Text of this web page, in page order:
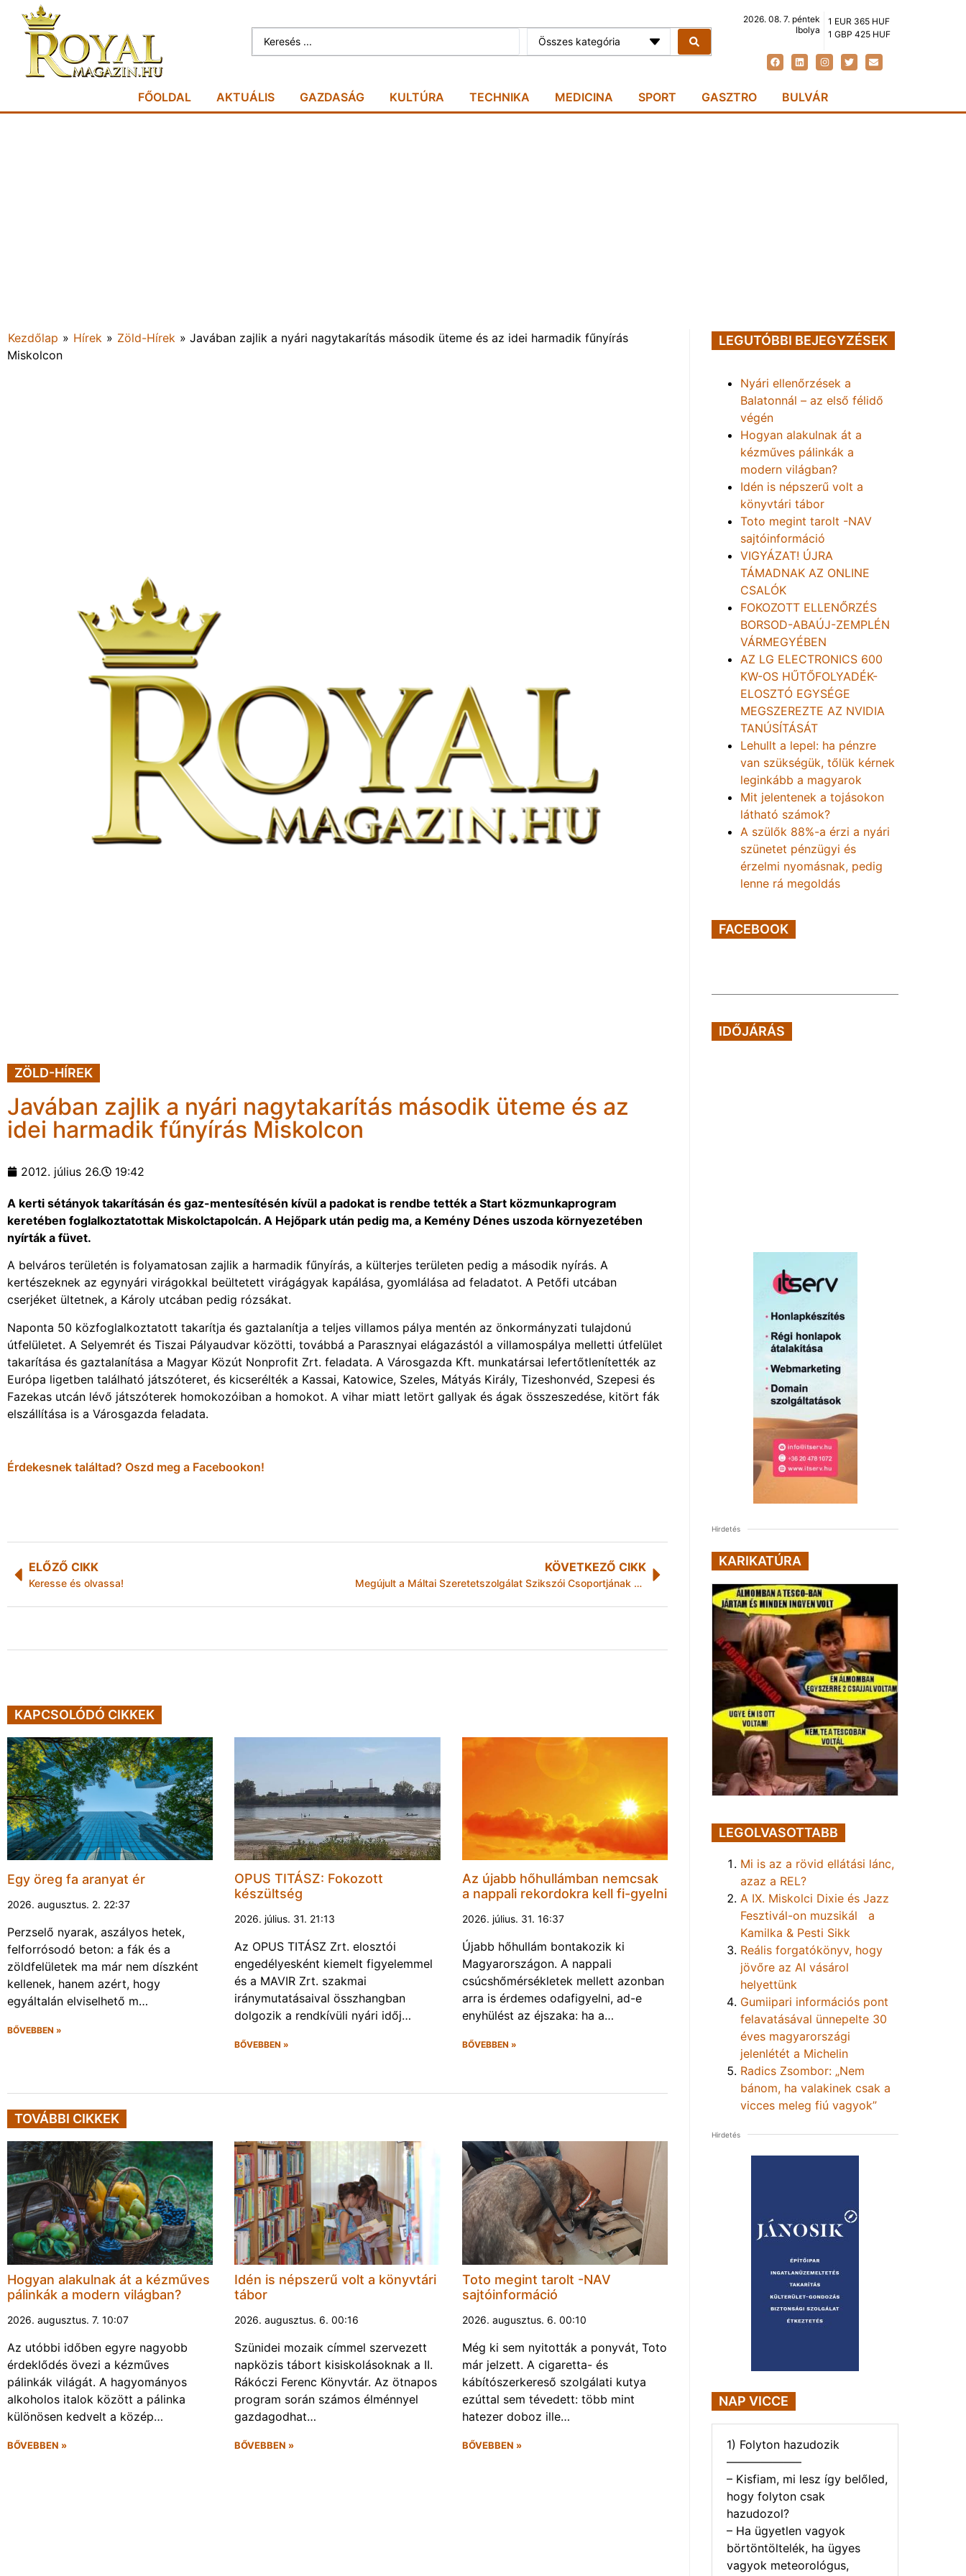
Összes kategória
2026. 08. 7. péntek
Ibolya
1 EUR 365 HUF
1 GBP 425 HUF
FŐOLDAL AKTUÁLIS GAZDASÁG KULTÚRA TECHNIKA MEDICINA SPORT GASZTRO BULVÁR
Kezdőlap » Hírek » Zöld-Hírek » Javában zajlik a nyári nagytakarítás második üteme és az idei harmadik fűnyírás
Miskolcon
ZÖLD-HÍREK
Javában zajlik a nyári nagytakarítás második üteme és az
idei harmadik fűnyírás Miskolcon
2012. július 26. 19:42
A kerti sétányok takarításán és gaz-mentesítésén kívül a padokat is rendbe tették a Start közmunkaprogram
keretében foglalkoztatottak Miskolctapolcán. A Hejőpark után pedig ma, a Kemény Dénes uszoda környezetében
nyírták a füvet.
A belváros területén is folyamatosan zajlik a harmadik fűnyírás, a külterjes területen pedig a második nyírás. A
kertészeknek az egynyári virágokkal beültetett virágágyak kapálása, gyomlálása ad feladatot. A Petőfi utcában
cserjéket ültetnek, a Károly utcában pedig rózsákat.
Naponta 50 közfoglalkoztatott takarítja és gaztalanítja a teljes villamos pálya mentén az önkormányzati tulajdonú
útfelületet. A Selyemrét és Tiszai Pályaudvar közötti, továbbá a Parasznyai elágazástól a villamospálya melletti útfelület
takarítása és gaztalanítása a Magyar Közút Nonprofit Zrt. feladata. A Városgazda Kft. munkatársai lefertőtlenítették az
Európa ligetben található játszóteret, és kicserélték a Kassai, Katowice, Szeles, Mátyás Király, Tizeshonvéd, Szepesi és
Fazekas utcán lévő játszóterek homokozóiban a homokot. A vihar miatt letört gallyak és ágak összeszedése, kitört fák
elszállítása is a Városgazda feladata.
Érdekesnek találtad? Oszd meg a Facebookon!
ELŐZŐ CIKK
Keresse és olvassa!
KÖVETKEZŐ CIKK
Megújult a Máltai Szeretetszolgálat Szikszói Csoportjának épülete
KAPCSOLÓDÓ CIKKEK
Egy öreg fa aranyat ér
2026. augusztus. 2. 22:37
Perzselő nyarak, aszályos hetek,
felforrósodó beton: a fák és a
zöldfelületek ma már nem díszként
kellenek, hanem azért, hogy
egyáltalán elviselhető m…
BŐVEBBEN »
OPUS TITÁSZ: Fokozott
készültség
2026. július. 31. 21:13
Az OPUS TITÁSZ Zrt. elosztói
engedélyesként kiemelt figyelemmel
és a MAVIR Zrt. szakmai
iránymutatásaival összhangban
dolgozik a rendkívüli nyári időj…
BŐVEBBEN »
Az újabb hőhullámban nemcsak
a nappali rekordokra kell fi-gyelni
2026. július. 31. 16:37
Újabb hőhullám bontakozik ki
Magyarországon. A nappali
csúcshőmérsékletek mellett azonban
arra is érdemes odafigyelni, ad-e
enyhülést az éjszaka: ha a…
BŐVEBBEN »
TOVÁBBI CIKKEK
Hogyan alakulnak át a kézműves
pálinkák a modern világban?
2026. augusztus. 7. 10:07
Az utóbbi időben egyre nagyobb
érdeklődés övezi a kézműves
pálinkák világát. A hagyományos
alkoholos italok között a pálinka
különösen kedvelt a közép…
BŐVEBBEN »
Idén is népszerű volt a könyvtári
tábor
2026. augusztus. 6. 00:16
Szünidei mozaik címmel szervezett
napközis tábort kisiskolásoknak a II.
Rákóczi Ferenc Könyvtár. Az ötnapos
program során számos élménnyel
gazdagodhat…
BŐVEBBEN »
Toto megint tarolt -NAV
sajtóinformáció
2026. augusztus. 6. 00:10
Még ki sem nyitották a ponyvát, Toto
már jelzett. A cigaretta- és
kábítószerkereső szolgálati kutya
ezúttal sem tévedett: több mint
hatezer doboz ille…
BŐVEBBEN »
LEGUTÓBBI BEJEGYZÉSEK
Nyári ellenőrzések a
Balatonnál – az első félidő
végén
Hogyan alakulnak át a
kézműves pálinkák a
modern világban?
Idén is népszerű volt a
könyvtári tábor
Toto megint tarolt -NAV
sajtóinformáció
VIGYÁZAT! ÚJRA
TÁMADNAK AZ ONLINE
CSALÓK
FOKOZOTT ELLENŐRZÉS
BORSOD-ABAÚJ-ZEMPLÉN
VÁRMEGYÉBEN
AZ LG ELECTRONICS 600
KW-OS HŰTŐFOLYADÉK-
ELOSZTÓ EGYSÉGE
MEGSZEREZTE AZ NVIDIA
TANÚSÍTÁSÁT
Lehullt a lepel: ha pénzre
van szükségük, tőlük kérnek
leginkább a magyarok
Mit jelentenek a tojásokon
látható számok?
A szülők 88%-a érzi a nyári
szünetet pénzügyi és
érzelmi nyomásnak, pedig
lenne rá megoldás
FACEBOOK
IDŐJÁRÁS
Hirdetés
KARIKATÚRA
LEGOLVASOTTABB
Mi is az a rövid ellátási lánc,
azaz a REL?
A IX. Miskolci Dixie és Jazz
Fesztivál-on muzsikál a
Kamilka & Pesti Sikk
Reális forgatókönyv, hogy
jövőre az AI vásárol
helyettünk
Gumiipari információs pont
felavatásával ünnepelte 30
éves magyarországi
jelenlétét a Michelin
Radics Zsombor: „Nem
bánom, ha valakinek csak a
vicces meleg fiú vagyok”
Hirdetés
NAP VICCE
1) Folyton hazudozik
——————–
– Kisfiam, mi lesz így belőled,
hogy folyton csak
hazudozol?
– Ha ügyetlen vagyok
börtöntöltelék, ha ügyes
vagyok meteorológus,